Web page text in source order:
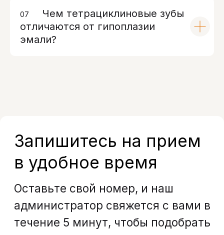
07
Чем тетрациклиновые зубы
отличаются от гипоплазии
эмали?